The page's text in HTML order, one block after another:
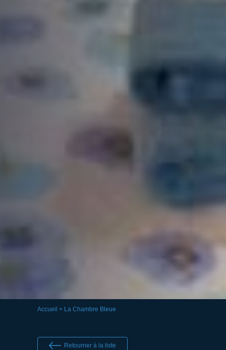
Accueil > La Chambre Bleue
Retourner à la liste